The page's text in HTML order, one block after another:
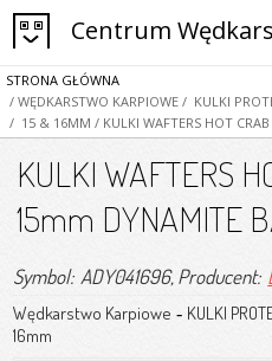
Centrum
STRONA GŁÓWNA
/ WĘDKARSTWO KARPIOWE / KULKI
/ 15 & 16MM / KULKI WAFTERS HOT
KULKI WAFTERS
15mm DYNAMITE
Symbol: ADY041696, Producent:
Wędkarstwo Karpiowe - KULKI
16mm